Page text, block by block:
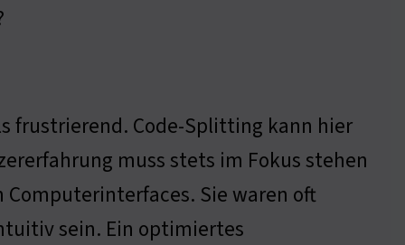
frustrierend. Code-Splitting kann hier
muss stets im Fokus stehen
Sie waren oft
sein. Ein optimiertes